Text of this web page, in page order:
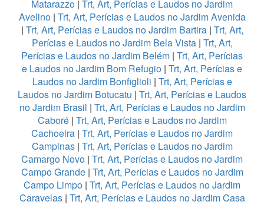
Matarazzo | Trt, Art, Perícias e Laudos no Jardim
Avelino| Trt, Art, Perícias e Laudos no Jardim Avenida
| Trt, Art, Perícias e Laudos no Jardim Bartira| Trt, Art,
Perícias e Laudos no Jardim Bela Vista| Trt, Art,
Perícias e Laudos no Jardim Belém | Trt, Art, Perícias
e Laudos no Jardim Bom Refugio | Trt, Art, Perícias e
Laudos no Jardim Bonfiglioli | Trt, Art, Perícias e
Laudos no Jardim Botucatu | Trt, Art, Perícias e Laudos
no Jardim Brasil | Trt, Art, Perícias e Laudos no Jardim
Caboré| Trt, Art, Perícias e Laudos no Jardim
Cachoeira | Trt, Art, Perícias e Laudos no Jardim
Campinas| Trt, Art, Perícias e Laudos no Jardim
Camargo Novo | Trt, Art, Perícias e Laudos no Jardim
Campo Grande| Trt, Art, Perícias e Laudos no Jardim
Campo Limpo | Trt, Art, Perícias e Laudos no Jardim
Caravelas| Trt, Art, Perícias e Laudos no Jardim Casa